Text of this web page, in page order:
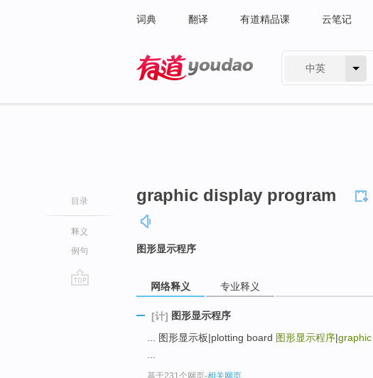
词典 翻译 有道精品课 云笔记
中英
目录
释义
例句
graphic display program
图形显示程序
网络释义 专业释义
[计] 图形显示程序
... 图形显示板|plotting board 图形显示程序|
基于231个网页-相关网页